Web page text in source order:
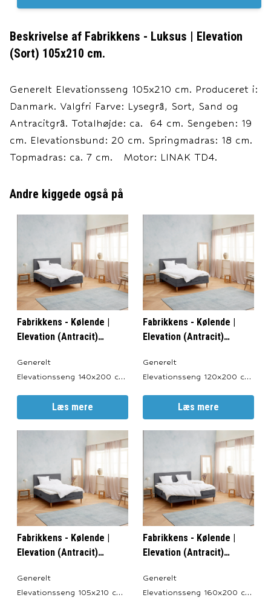
Beskrivelse af Fabrikkens - Luksus | Elevation
(Sort) 105x210 cm.
Generelt Elevationsseng 105x210 cm. Produceret i:
Danmark. Valgfri Farve: Lysegrå, Sort, Sand og
Antracitgrå. Totalhøjde: ca. 64 cm. Sengeben: 19
cm. Elevationsbund: 20 cm. Springmadras: 18 cm.
Topmadras: ca. 7 cm. Motor: LINAK TD4.
Andre kiggede også på
Fabrikkens - Kølende |
Elevation (Antracit)
Generelt
Elevationsseng 140x200 cm.
Valgfri Farve: Antracit, Sort,
Sand og Lysegrå.
Springmadras: 18 cm.
Topmadras: ca. 7 cm.
Motor: LINAK TD4.
Elevationsl
Læs mere
Fabrikkens - Kølende |
Elevation (Antracit)
Generelt
Elevationsseng 120x200 cm.
Valgfri Farve: Antracit, Sort,
Sand og Lysegrå.
Elevationsbund: 20 cm.
Springmadras: 18 cm.
Topmadras: ca. 7 cm.
Motor: LINAK TD4.
Elevationsl
Læs mere
Fabrikkens - Kølende |
Elevation (Antracit)
Generelt
Elevationsseng 105x210 cm.
Fabrikkens - Kølende |
Elevation (Antracit)
Generelt
Elevationsseng 160x200 cm.